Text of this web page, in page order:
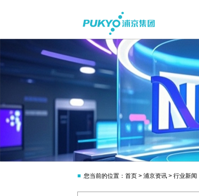
■ 您当前的位置：首页 > 浦京资讯 > 行业新闻